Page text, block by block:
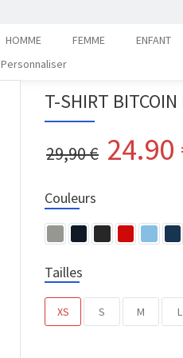
HOMME FEMME ENFANT
Personnaliser
T-SHIRT
29,90 € 24.90
Couleurs
Tailles
XS S M L